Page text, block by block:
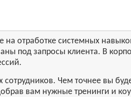
на отработке системных
под запросы клиента. В
Чем точнее вы
вам нужные тренинги и